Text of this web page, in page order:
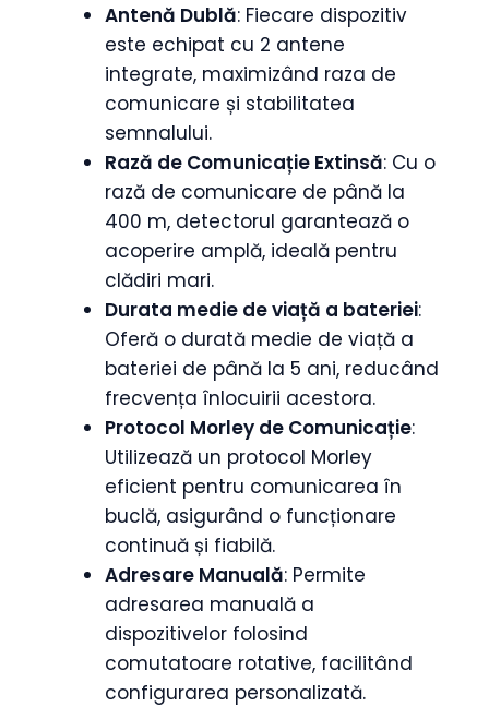
Antenă Dublă: Fiecare dispozitiv
este echipat cu 2 antene
integrate, maximizând raza de
comunicare și stabilitatea
semnalului.
Rază de Comunicație Extinsă: Cu o
rază de comunicare de până la
400 m, detectorul garantează o
acoperire amplă, ideală pentru
clădiri mari.
Durata medie de viață a bateriei:
Oferă o durată medie de viață a
bateriei de până la 5 ani, reducând
frecvența înlocuirii acestora.
Protocol Morley de Comunicație:
Utilizează un protocol Morley
eficient pentru comunicarea în
buclă, asigurând o funcționare
continuă și fiabilă.
Adresare Manuală: Permite
adresarea manuală a
dispozitivelor folosind
comutatoare rotative, facilitând
configurarea personalizată.